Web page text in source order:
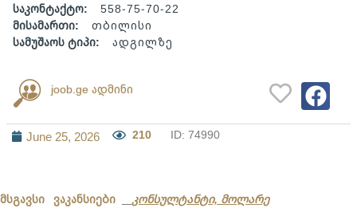
საკონტაქტო:
558-75-70-22
მისამართი:
თბილისი
სამუშაოს ტიპი:
ადგილზე
joob.ge ადმინი
June 25, 2026 210 ID: 74990
მსგავსი ვაკანსიები კონსულტანტი, მოლარე